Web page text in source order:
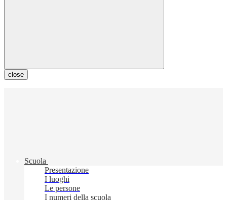
close
Scuola
Presentazione
I luoghi
Le persone
I numeri della scuola